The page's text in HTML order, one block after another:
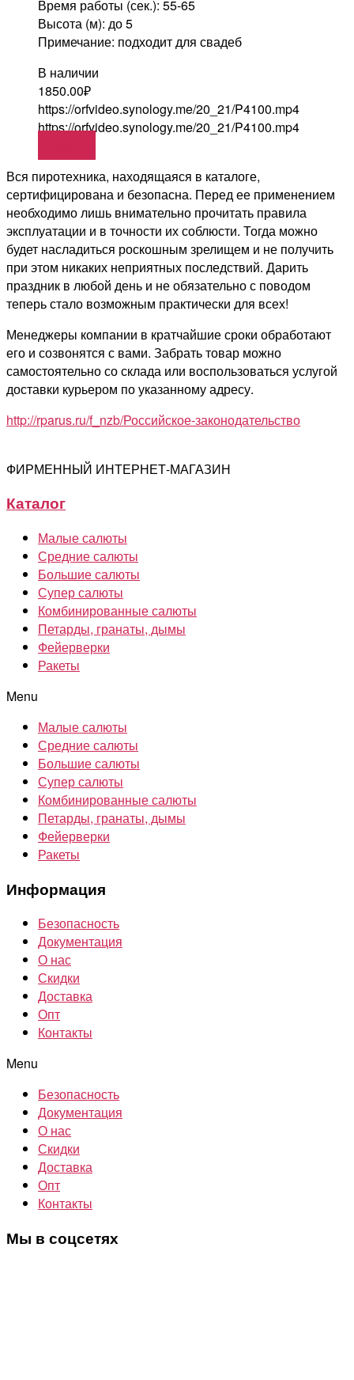
Время работы (сек.): 55-65
Высота (м): до 5
Примечание: подходит для свадеб
В наличии
1850.00₽
https://orfvideo.synology.me/20_21/P4100.mp4
https://orfvideo.synology.me/20_21/P4100.mp4
Вся пиротехника, находящаяся в каталоге,
сертифицирована и безопасна. Перед ее применением
необходимо лишь внимательно прочитать правила
эксплуатации и в точности их соблюсти. Тогда можно
будет насладиться роскошным зрелищем и не получить
при этом никаких неприятных последствий. Дарить
праздник в любой день и не обязательно с поводом
теперь стало возможным практически для всех!
Менеджеры компании в кратчайшие сроки обработают
его и созвонятся с вами. Забрать товар можно
самостоятельно со склада или воспользоваться услугой
доставки курьером по указанному адресу.
http://rparus.ru/f_nzb/Российское-законодательство
ФИРМЕННЫЙ ИНТЕРНЕТ-МАГАЗИН
Каталог
Малые салюты
Средние салюты
Большие салюты
Супер салюты
Комбинированные салюты
Петарды, гранаты, дымы
Фейерверки
Ракеты
Menu
Малые салюты
Средние салюты
Большие салюты
Супер салюты
Комбинированные салюты
Петарды, гранаты, дымы
Фейерверки
Ракеты
Информация
Безопасность
Документация
О нас
Скидки
Доставка
Опт
Контакты
Menu
Безопасность
Документация
О нас
Скидки
Доставка
Опт
Контакты
Мы в соцсетях